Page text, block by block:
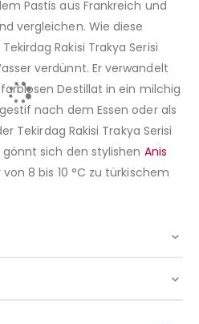
Pastis aus Frankreich und
vergleichen. Wie diese
Rakisi Trakya Serisi
verdünnt. Er verwandelt
Destillat in ein milchig
nach dem Essen oder als
Tekirdag Rakisi Trakya Serisi
sich den stylishen Anis
8 bis 10 °C zu türkischem